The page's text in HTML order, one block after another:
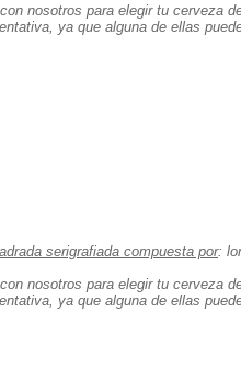
nosotros para elegir tu cerveza
ya que alguna de ellas
serigrafiada compuesta por:
nosotros para elegir tu cerveza
ya que alguna de ellas